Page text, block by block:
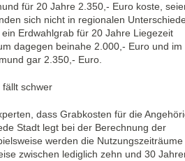
für 20 Jahre 2.350,- Euro koste,
sich nicht in regionalen
Erdwahlgrab für 20 Jahre Liegezeit
dagegen beinahe 2.000,- Euro und im
gar 2.350,- Euro.
fällt schwer
dass Grabkosten für die
Stadt legt bei der Berechnung der
werden die Nutzungszeiträume
zwischen lediglich zehn und 30